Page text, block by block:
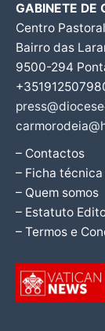
GABINETE DE
Centro
Bairro das
9500-294
– Contactos
– Ficha técnica
– Quem somos
– Estatuto
– Termos e